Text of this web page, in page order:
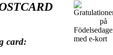
card: